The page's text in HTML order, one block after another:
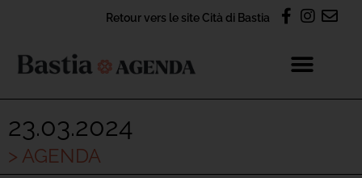
Retour vers le site Cità di Bastia
23.03.2024
> AGENDA